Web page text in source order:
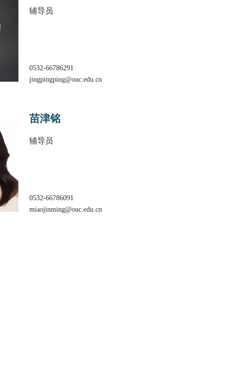
辅导员
0532-66786291
jingpingping@ouc.edu.cn
苗津铭
辅导员
0532-66786091
miaojinming@ouc.edu.cn